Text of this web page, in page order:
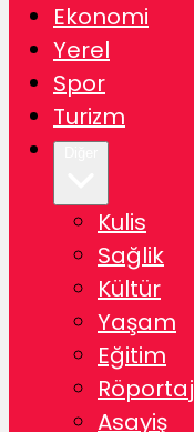
Ekonomi
Yerel
Spor
Turizm
Kulis
Sağlik
Kültür
Yaşam
Eğitim
Röportaj
Asayiş